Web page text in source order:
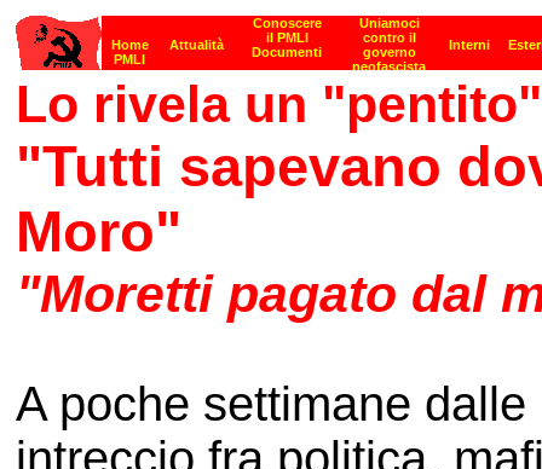
Lo rivela un
"Tutti sapevano
Moro"
"Moretti pagato dal
A poche settimane
intreccio fra politica,